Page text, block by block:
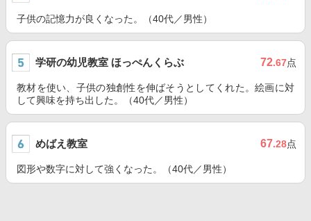
子供の記憶力が良くなった。（40代／男性）
学研の幼児教室 ほっぺんくらぶ 72.67点
教材を使い、子供の独創性を伸ばそうとしてくれた。絵画に対
して興味を持ち出した。（40代／男性）
めばえ教室 67.28点
図形や数字に対して強くなった。（40代／男性）